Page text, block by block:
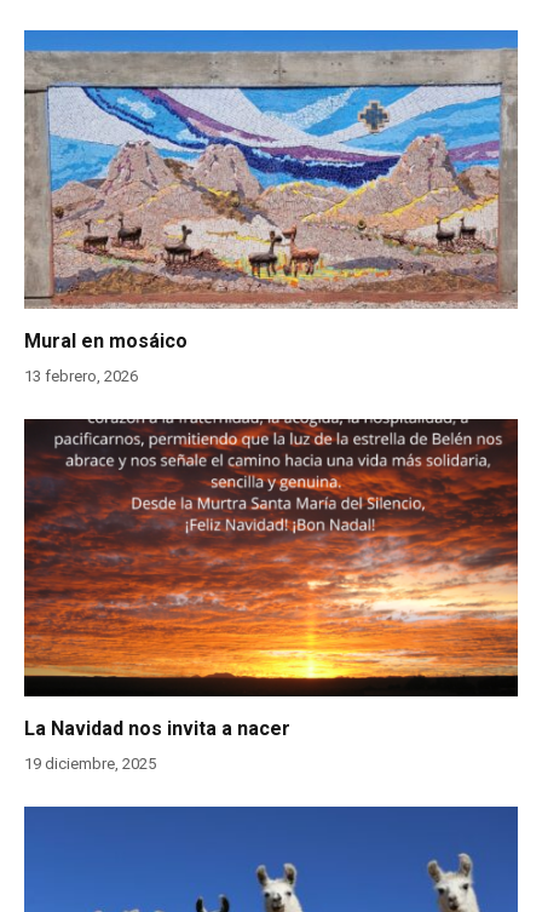
Mural en mosáico
13 febrero, 2026
La Navidad nos invita a nacer
19 diciembre, 2025